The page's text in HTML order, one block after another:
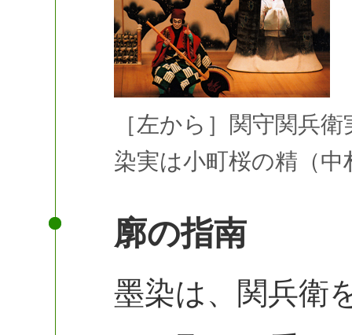
［左から］関守関兵
染実は小町桜の精（
廓の指南
墨染は、関兵衛